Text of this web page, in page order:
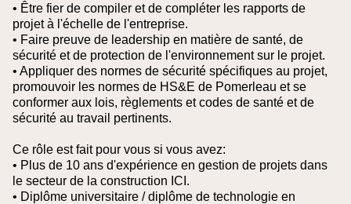
• Être fier de compiler et de compléter les rapports de
projet à l'échelle de l'entreprise.
• Faire preuve de leadership en matière de santé, de
sécurité et de protection de l'environnement sur le projet.
• Appliquer des normes de sécurité spécifiques au projet,
promouvoir les normes de HS&E de Pomerleau et se
conformer aux lois, règlements et codes de santé et de
sécurité au travail pertinents.
Ce rôle est fait pour vous si vous avez:
• Plus de 10 ans d'expérience en gestion de projets dans
le secteur de la construction ICI.
• Diplôme universitaire / diplôme de technologie en